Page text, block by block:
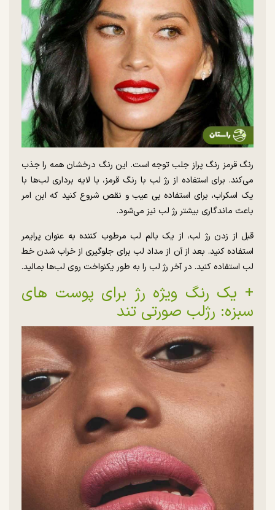
رنگ قرمز رنگ پراز جلب توجه است. این رنگ درخشان همه را جذب
می‌کند. برای استفاده از رژ لب با رنگ قرمز، با لایه برداری لب‌ها با
یک اسکراب، برای استفاده بی عیب و نقص شروع کنید که ابن امر
باعث ماندگاری بیشتر رژ لب نیز می‌شود.
قبل از زدن رژ لب، از یک بالم لب مرطوب کننده به عنوان پرایمر
استفاده کنید. بعد از آن از مداد لب برای جلوگیری از خراب شدن خط
لب استفاده کنید. در آخر رژ لب را به طور یکنواخت روی لب‌ها بمالید.
+ یک رنگ ویژه رژ برای پوست های
سبزه: رژلب صورتی تند